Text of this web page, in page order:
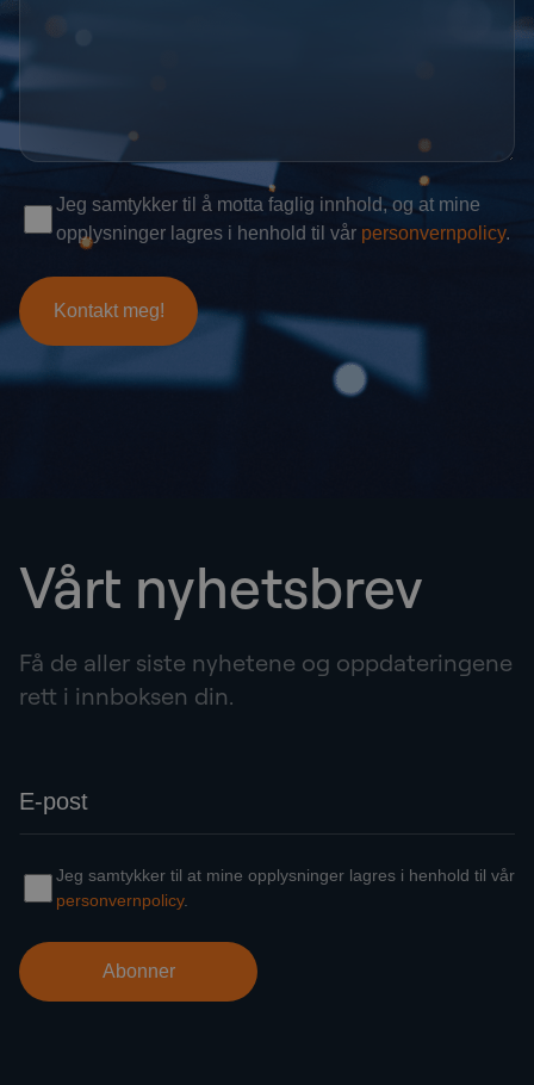
Vårt nyhetsbrev
Få de aller siste nyhetene og oppdateringene
rett i innboksen din.